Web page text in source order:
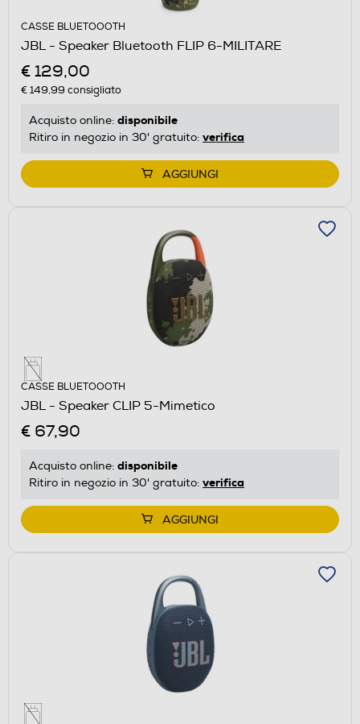
CASSE BLUETOOOTH
JBL - Speaker Bluetooth FLIP 6-MILITARE
€ 129,00
€ 149,99 consigliato
Acquisto online: disponibile
Ritiro in negozio in 30' gratuito: verifica
AGGIUNGI
CASSE BLUETOOOTH
JBL - Speaker CLIP 5-Mimetico
€ 67,90
Acquisto online: disponibile
Ritiro in negozio in 30' gratuito: verifica
AGGIUNGI